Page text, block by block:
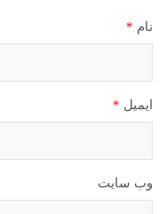
نام*
ایمیل *
وب‌ سایت